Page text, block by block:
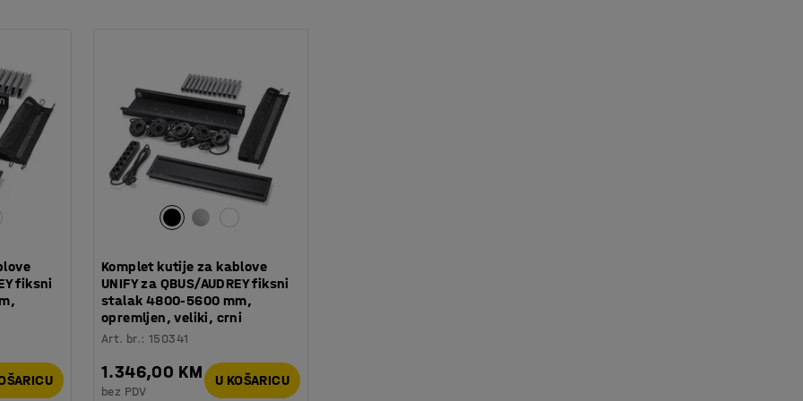
više prostora za spremanje prema vašim
fiksni
Komplet kutije za kablove
UNIFY za QBUS/AUDREY fiksni
stalak 4800-5600 mm,
opremljen, veliki, crni
Art. br.:150341
1.346,00 KM
bez PDV
U KOŠARICU